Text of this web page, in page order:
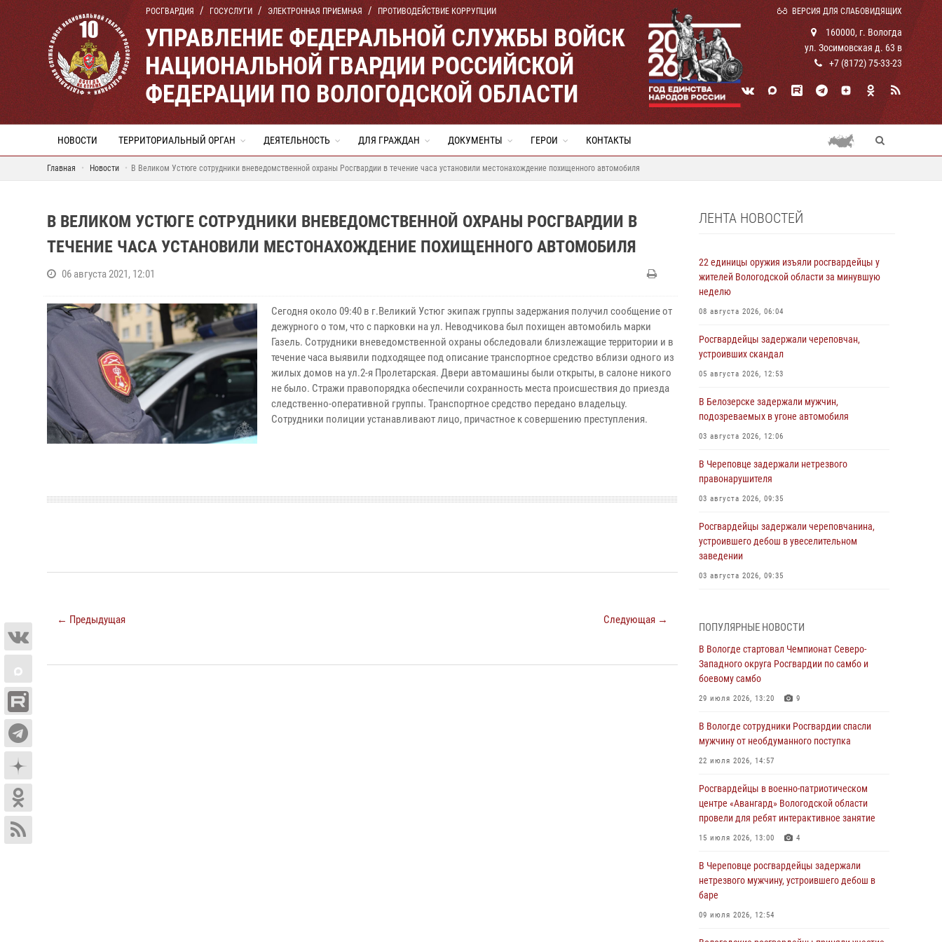
РОСГВАРДИЯ ГОСУСЛУГИ ЭЛЕКТРОННАЯ ПРИЕМНАЯ ПРОТИВОДЕЙСТВИЕ КОРРУПЦИИ ВЕРСИЯ ДЛЯ СЛАБОВИДЯЩИХ
УПРАВЛЕНИЕ ФЕДЕРАЛЬНОЙ СЛУЖБЫ ВОЙСК
НАЦИОНАЛЬНОЙ ГВАРДИИ РОССИЙСКОЙ
ФЕДЕРАЦИИ ПО ВОЛОГОДСКОЙ ОБЛАСТИ
160000, г. Вологда
ул. Зосимовская д. 63 в
+7 (8172) 75-33-23
НОВОСТИ ТЕРРИТОРИАЛЬНЫЙ ОРГАН ДЕЯТЕЛЬНОСТЬ ДЛЯ ГРАЖДАН ДОКУМЕНТЫ ГЕРОИ КОНТАКТЫ
Главная Новости В Великом Устюге сотрудники вневедомственной охраны Росгвардии в течение часа установили местонахождение похищенного автомобиля
В ВЕЛИКОМ УСТЮГЕ СОТРУДНИКИ ВНЕВЕДОМСТВЕННОЙ ОХРАНЫ РОСГВАРДИИ В
ТЕЧЕНИЕ ЧАСА УСТАНОВИЛИ МЕСТОНАХОЖДЕНИЕ ПОХИЩЕННОГО АВТОМОБИЛЯ
06 августа 2021, 12:01
Сегодня около 09:40 в г.Великий Устюг экипаж группы задержания получил сообщение от
дежурного о том, что с парковки на ул. Неводчикова был похищен автомобиль марки
Газель. Сотрудники вневедомственной охраны обследовали близлежащие территории и в
течение часа выявили подходящее под описание транспортное средство вблизи одного из
жилых домов на ул.2-я Пролетарская. Двери автомашины были открыты, в салоне никого
не было. Стражи правопорядка обеспечили сохранность места происшествия до приезда
следственно-оперативной группы. Транспортное средство передано владельцу.
Сотрудники полиции устанавливают лицо, причастное к совершению преступления.
← Предыдущая Следующая →
ЛЕНТА НОВОСТЕЙ
22 единицы оружия изъяли росгвардейцы у
жителей Вологодской области за минувшую
неделю
08 августа 2026, 06:04
Росгвардейцы задержали череповчан,
устроивших скандал
05 августа 2026, 12:53
В Белозерске задержали мужчин,
подозреваемых в угоне автомобиля
03 августа 2026, 12:06
В Череповце задержали нетрезвого
правонарушителя
03 августа 2026, 09:35
Росгвардейцы задержали череповчанина,
устроившего дебош в увеселительном
заведении
03 августа 2026, 09:35
магазина
03 августа 2026, 09:34
В Вологде определились победители и
призеры Чемпионатов Северо-Западного
самбо
03 августа 2026, 08:54 8 1
ВНЕВЕДОМСТВЕННОЙ ОХРАНЫ РОСГВАРДИИ
В ВОЛОГОДСКОЙ ОБЛАСТИ ЗАДЕРЖАНО 23
ПРАВОНАРУШИТЕЛЯ
02 августа 2026, 10:37
Росгвардейцы в г. Соколе задержали
несовершеннолетнего нарушителя
на питбайке
31 июля 2026, 06:43
ПОПУЛЯРНЫЕ НОВОСТИ
В Вологде стартовал Чемпионат Северо-
Западного округа Росгвардии по самбо и
боевому самбо
29 июля 2026, 13:20 9
В Вологде сотрудники Росгвардии спасли
мужчину от необдуманного поступка
22 июля 2026, 14:57
Росгвардейцы в военно-патриотическом
центре «Авангард» Вологодской области
провели для ребят интерактивное занятие
15 июля 2026, 13:00 4
В Череповце росгвардейцы задержали
нетрезвого мужчину, устроившего дебош в
баре
09 июля 2026, 12:54